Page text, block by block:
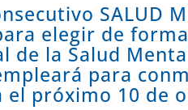
SALUD
elegir de
de la Salud
para
el próximo 10 de